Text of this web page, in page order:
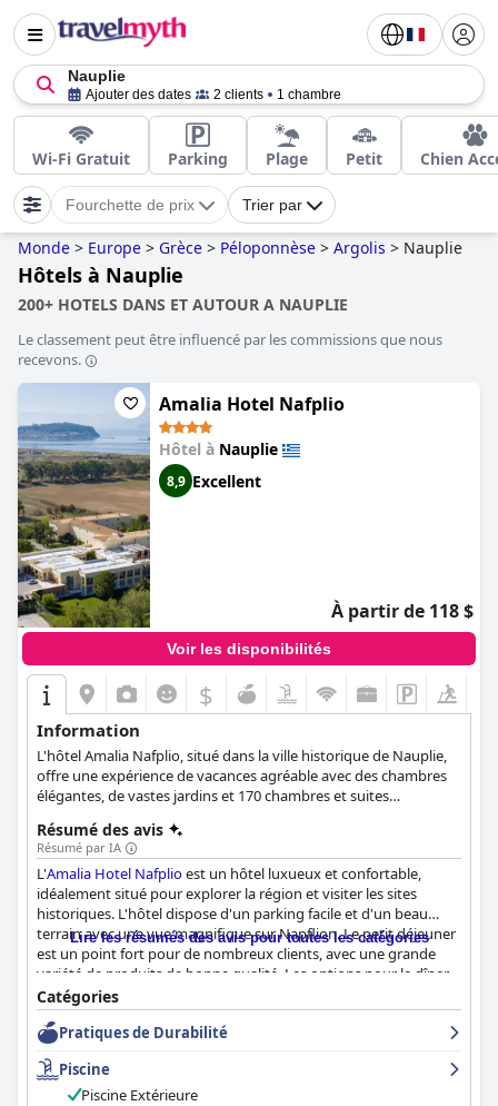
Nauplie
Ajouter des dates 2 clients 1 chambre
Wi-Fi Gratuit Parking Plage Petit Chien
Fourchette de prix Trier par
Monde > Europe > Grèce > Péloponnèse > Argolis > Nauplie
Hôtels à Nauplie
200+ HOTELS DANS ET AUTOUR A NAUPLIE
Le classement peut être influencé par les commissions que nous
recevons.
Amalia Hotel Nafplio
Hôtel à Nauplie
8,9 Excellent
À partir de 118 $
Voir les disponibilités
$
Information
L'hôtel Amalia Nafplio, situé dans la ville historique de Nauplie,
offre une expérience de vacances agréable avec des chambres
élégantes, de vastes jardins et 170 chambres et suites
profiter d'une série d'installations, dont une grande piscine, une
salle de sport, un court de tennis, un restaurant, un bar-salon et
un hall d'entrée en marbre. Avec quatre types de chambres
offrant des vues sur le jardin et des équipements essentiels,
l'hôtel propose également une cuisine grecque et
méditerranéenne exquise, un café au bord de la piscine, un
salon confortable dans le hall avec une cheminée et un piano, et
des jardins luxuriants pour les promenades en soirée.
Résumé des avis
Résumé par IA
L'Amalia Hotel Nafplioest un hôtel luxueux et confortable,
idéalement situé pour explorer la région et visiter les sites
historiques. L'hôtel dispose d'un parking facile et d'un beau
terrain avec une vue magnifique sur Napflion. Le petit déjeuner
est un point fort pour de nombreux clients, avec une grande
variété de produits de bonne qualité. Les options pour le dîner
ont reçu des critiques mitigées, mais la majorité des clients font
l'éloge de la cuisine et des prix raisonnables. Les chambres sont
spacieuses, confortables et bien équipées, certaines disposant
d'un balcon ou d'une terrasse donnant sur le jardin ou la
piscine. L'hôtel est d'une propreté irréprochable et le personnel
est serviable, aimable et sympathique. La piscine extérieure est
Lire les résumés des avis pour toutes les catégories
Catégories
Pratiques de Durabilité
Piscine
Piscine Extérieure